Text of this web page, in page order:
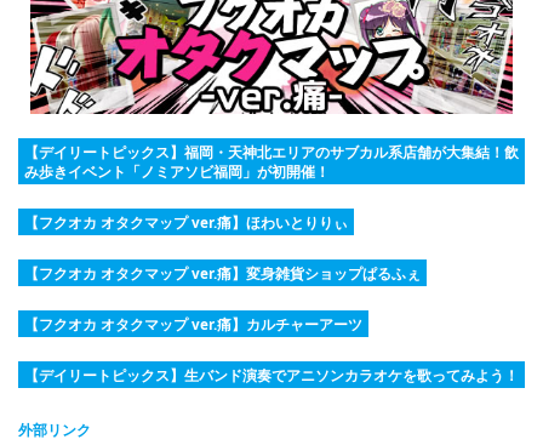
【デイリートピックス】福岡・天神北エリアのサブカル系店舗が大集結！飲
み歩きイベント「ノミアソビ福岡」が初開催！
【フクオカ オタクマップ ver.痛】ほわいとりりぃ
【フクオカ オタクマップ ver.痛】変身雑貨ショップぱるふぇ
【フクオカ オタクマップ ver.痛】カルチャーアーツ
【デイリートピックス】生バンド演奏でアニソンカラオケを歌ってみよう！
外部リンク